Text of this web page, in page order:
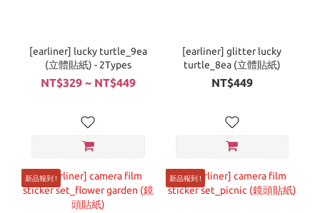
[earliner] lucky turtle_9ea
(立體貼紙) - 2Types
NT$329 ~ NT$449
[earliner] glitter lucky
turtle_8ea (立體貼紙)
NT$449
新品報到 ! 新品報到 !